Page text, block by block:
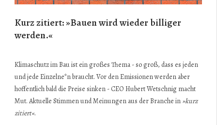
Kurz zitiert: »Bauen wird wieder billiger
werden.«
Klimaschutz im Bau ist ein großes Thema - so groß, dass es jeden
und jede Einzelne*n braucht. Vor den Emissionen werden aber
hoffentlich bald die Preise sinken - CEO Hubert Wetschnig macht
Mut. Aktuelle Stimmen und Meinungen aus der Branche in »kurz
zitiert«.